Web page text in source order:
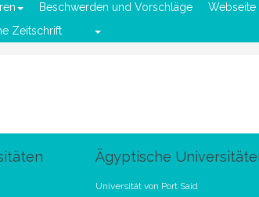
Beschwerden und Vorschläge Webseite
Zeitschrift
Ägyptische
Universität von Port Said